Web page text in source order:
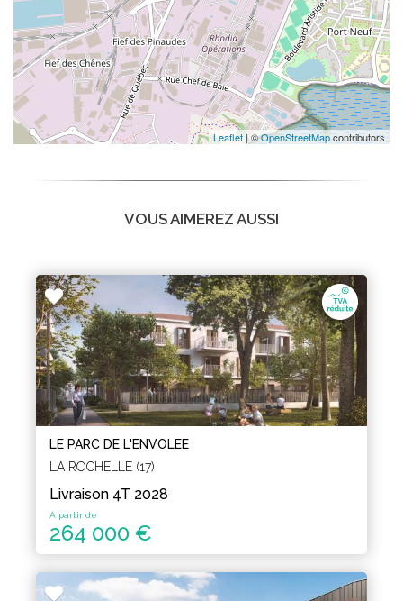
Leaflet| ©OpenStreetMapcontributors
VOUS AIMEREZ AUSSI
LE PARC DE L'ENVOLEE
LA ROCHELLE (17)
Livraison 4T 2028
A partir de
264 000 €